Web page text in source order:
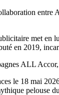
met
en 2019,
ALL
le 18 mai